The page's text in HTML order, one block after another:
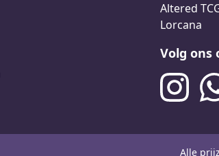
Altered
Lorcana
Volg ons
Alle